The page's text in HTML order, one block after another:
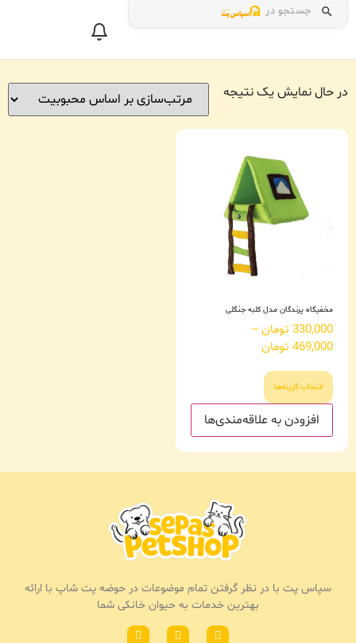
جستجو در
در حال نمایش یک نتیجه
مخفیگاه پرندگان مدل کلبه جنگلی
330,000 تومان–
469,000 تومان
انتخاب گزینه‌ها
افزودن به علاقه‌مندی‌ها
سپاس پت با در نظر گرفتن تمام موضوعات در حوضه پت شاپ با ارائه
بهترین خدمات به حیوان خانکی شما